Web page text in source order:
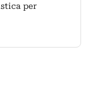
per